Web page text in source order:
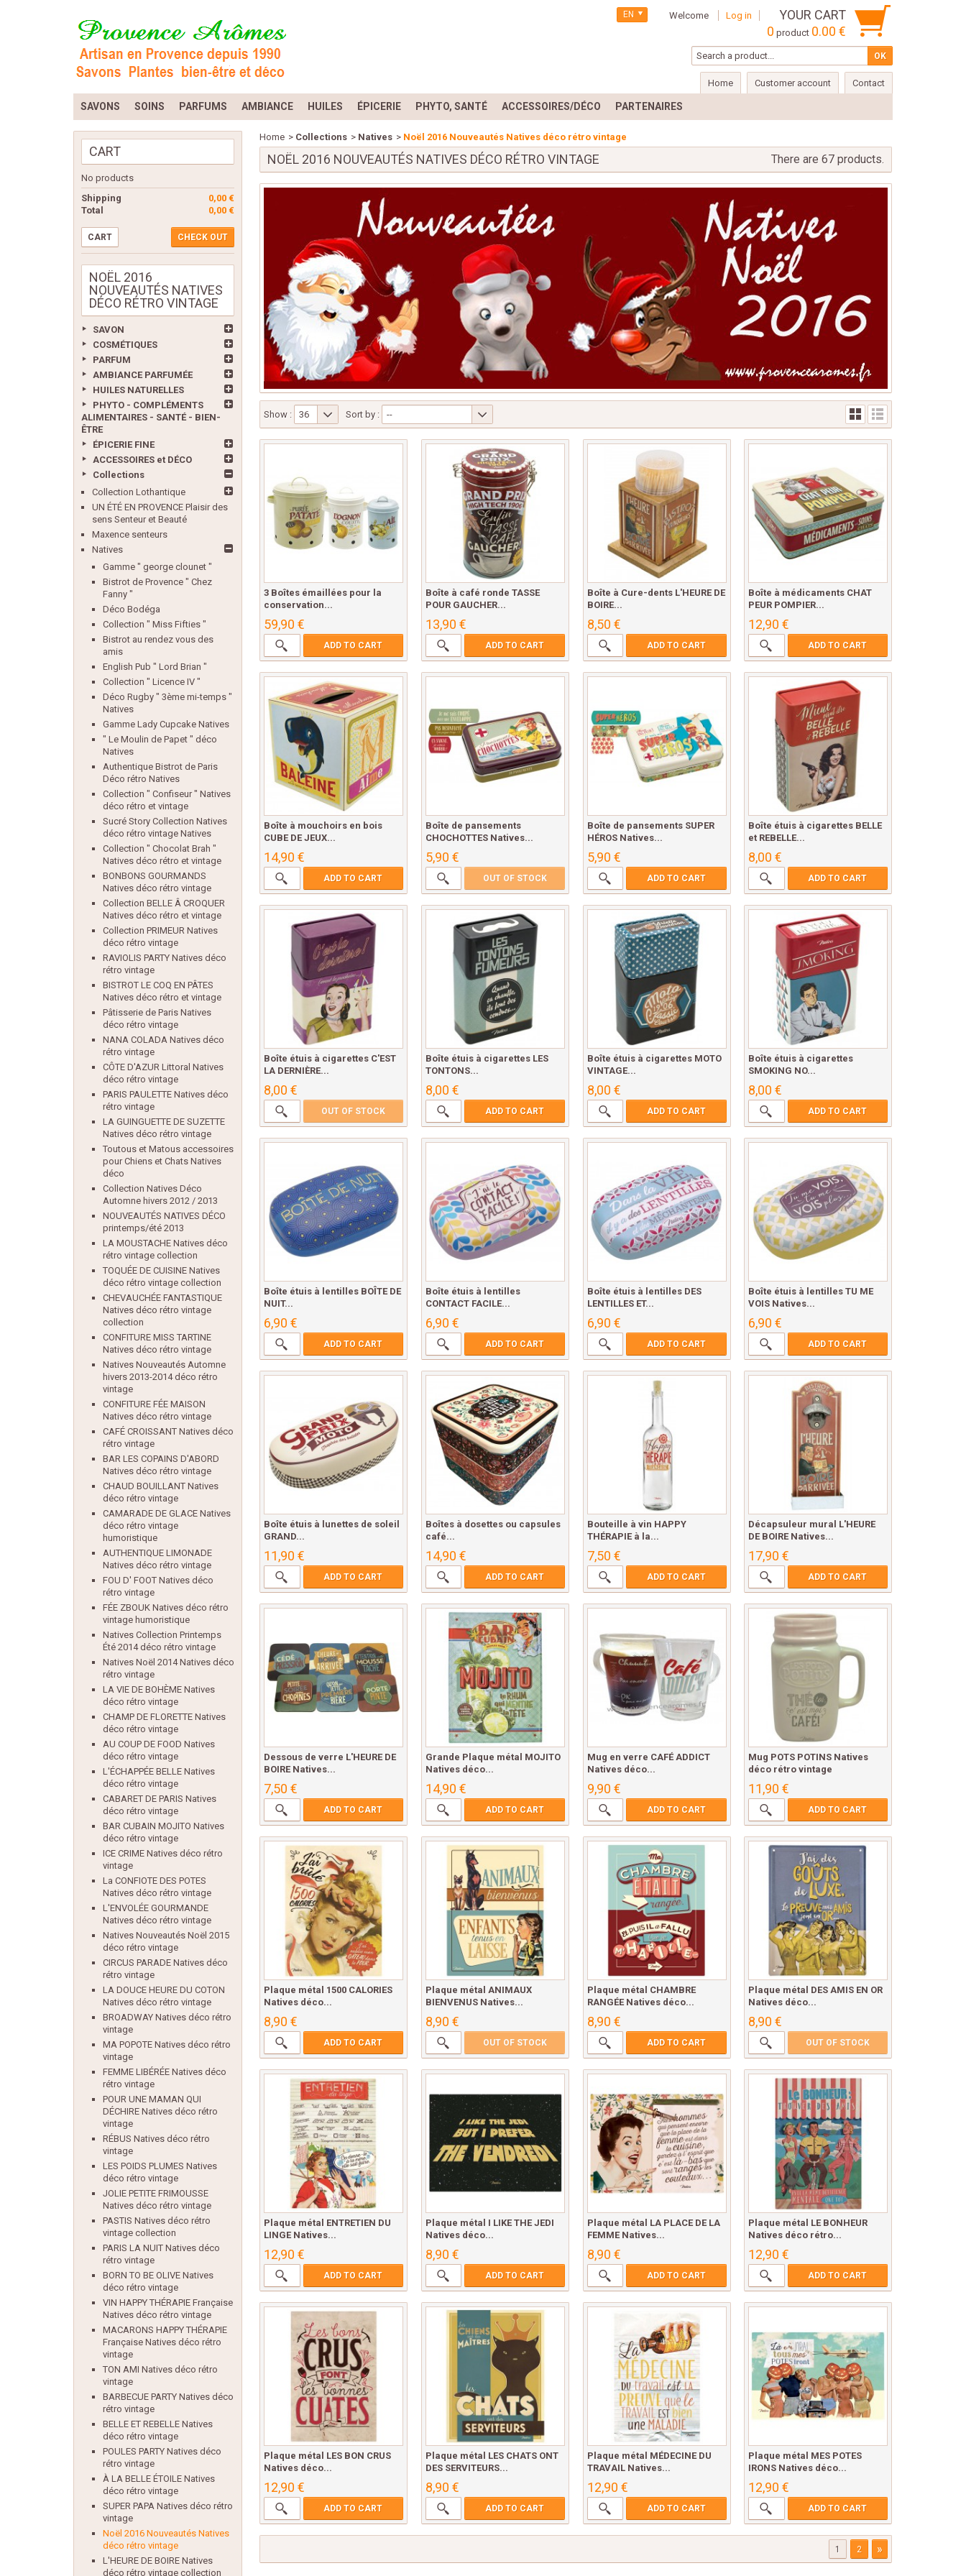
Welcome Log in
YOUR CART
0 product 0.00 €
EN
Home Customer account Contact
SAVONS SOINS PARFUMS AMBIANCE HUILES ÉPICERIE PHYTO, SANTÉ ACCESSOIRES/DÉCO PARTENAIRES
CART
No products
0,00 €
Shipping
0,00 €
Total
CART CHECK OUT
NOËL 2016
NOUVEAUTÉS NATIVES
DÉCO RÉTRO VINTAGE
SAVON
COSMÉTIQUES
PARFUM
AMBIANCE PARFUMÉE
HUILES NATURELLES
PHYTO - COMPLÉMENTS
ALIMENTAIRES - SANTÉ - BIEN-
ÊTRE
ÉPICERIE FINE
ACCESSOIRES et DÉCO
Collections
Collection Lothantique
UN ÉTÉ EN PROVENCE Plaisir des
sens Senteur et Beauté
Maxence senteurs
Natives
Gamme " george clounet "
Bistrot de Provence " Chez
Fanny "
Déco Bodéga
Collection " Miss Fifties "
Bistrot au rendez vous des
amis
English Pub " Lord Brian "
Collection " Licence IV "
Déco Rugby " 3ème mi-temps "
Natives
Gamme Lady Cupcake Natives
" Le Moulin de Papet " déco
Natives
Authentique Bistrot de Paris
Déco rétro Natives
Collection " Confiseur " Natives
déco rétro et vintage
Sucré Story Collection Natives
déco rétro vintage Natives
Collection " Chocolat Brah "
Natives déco rétro et vintage
BONBONS GOURMANDS
Natives déco rétro vintage
Collection BELLE Â CROQUER
Natives déco rétro et vintage
Collection PRIMEUR Natives
déco rétro vintage
RAVIOLIS PARTY Natives déco
rétro vintage
BISTROT LE COQ EN PÂTES
Natives déco rétro et vintage
Pâtisserie de Paris Natives
déco rétro vintage
NANA COLADA Natives déco
rétro vintage
CÔTE D'AZUR Littoral Natives
déco rétro vintage
PARIS PAULETTE Natives déco
rétro vintage
LA GUINGUETTE DE SUZETTE
Natives déco rétro vintage
Toutous et Matous accessoires
pour Chiens et Chats Natives
déco
Collection Natives Déco
Automne hivers 2012 / 2013
NOUVEAUTÉS NATIVES DÉCO
printemps/été 2013
LA MOUSTACHE Natives déco
rétro vintage collection
TOQUÉE DE CUISINE Natives
déco rétro vintage collection
CHEVAUCHÉE FANTASTIQUE
Natives déco rétro vintage
collection
CONFITURE MISS TARTINE
Natives déco rétro vintage
Natives Nouveautés Automne
hivers 2013-2014 déco rétro
vintage
CONFITURE FÉE MAISON
Natives déco rétro vintage
CAFÉ CROISSANT Natives déco
rétro vintage
BAR LES COPAINS D'ABORD
Natives déco rétro vintage
CHAUD BOUILLANT Natives
déco rétro vintage
CAMARADE DE GLACE Natives
déco rétro vintage
humoristique
AUTHENTIQUE LIMONADE
Natives déco rétro vintage
FOU D' FOOT Natives déco
rétro vintage
FÉE ZBOUK Natives déco rétro
vintage humoristique
Natives Collection Printemps
Été 2014 déco rétro vintage
Natives Noël 2014 Natives déco
rétro vintage
LA VIE DE BOHÈME Natives
déco rétro vintage
CHAMP DE FLORETTE Natives
déco rétro vintage
AU COUP DE FOOD Natives
déco rétro vintage
L'ÉCHAPPÉE BELLE Natives
déco rétro vintage
CABARET DE PARIS Natives
déco rétro vintage
BAR CUBAIN MOJITO Natives
déco rétro vintage
ICE CRIME Natives déco rétro
vintage
La CONFIOTE DES POTES
Natives déco rétro vintage
L'ENVOLÉE GOURMANDE
Natives déco rétro vintage
Natives Nouveautés Noël 2015
déco rétro vintage
CIRCUS PARADE Natives déco
rétro vintage
LA DOUCE HEURE DU COTON
Natives déco rétro vintage
BROADWAY Natives déco rétro
vintage
MA POPOTE Natives déco rétro
vintage
FEMME LIBÉRÉE Natives déco
rétro vintage
POUR UNE MAMAN QUI
DÉCHIRE Natives déco rétro
vintage
RÉBUS Natives déco rétro
vintage
LES POIDS PLUMES Natives
déco rétro vintage
JOLIE PETITE FRIMOUSSE
Natives déco rétro vintage
PASTIS Natives déco rétro
vintage collection
PARIS LA NUIT Natives déco
rétro vintage
BORN TO BE OLIVE Natives
déco rétro vintage
VIN HAPPY THÉRAPIE Française
Natives déco rétro vintage
MACARONS HAPPY THÉRAPIE
Française Natives déco rétro
vintage
TON AMI Natives déco rétro
vintage
BARBECUE PARTY Natives déco
rétro vintage
BELLE ET REBELLE Natives
déco rétro vintage
POULES PARTY Natives déco
rétro vintage
À LA BELLE ÉTOILE Natives
déco rétro vintage
SUPER PAPA Natives déco rétro
vintage
Noël 2016 Nouveautés Natives
déco rétro vintage
L'HEURE DE BOIRE Natives
déco rétro vintage collection
Home > Collections > Natives > Noël 2016 Nouveautés Natives déco rétro vintage
NOËL 2016 NOUVEAUTÉS NATIVES DÉCO RÉTRO VINTAGE There are 67 products.
Show : 36 Sort by : --
3 Boîtes émaillées pour la
conservation...
59,90 €
ADD TO CART
Boîte à café ronde TASSE
POUR GAUCHER...
13,90 €
ADD TO CART
Boîte à Cure-dents L'HEURE DE
BOIRE...
8,50 €
ADD TO CART
Boîte à médicaments CHAT
PEUR POMPIER...
12,90 €
ADD TO CART
Boîte à mouchoirs en bois
CUBE DE JEUX...
14,90 €
ADD TO CART
Boîte de pansements
CHOCHOTTES Natives...
5,90 €
OUT OF STOCK
Boîte de pansements SUPER
HÉROS Natives...
5,90 €
ADD TO CART
Boîte étuis à cigarettes BELLE
et REBELLE...
8,00 €
ADD TO CART
Boîte étuis à cigarettes C'EST
LA DERNIÈRE...
8,00 €
OUT OF STOCK
Boîte étuis à cigarettes LES
TONTONS...
8,00 €
ADD TO CART
Boîte étuis à cigarettes MOTO
VINTAGE...
8,00 €
ADD TO CART
Boîte étuis à cigarettes
SMOKING NO...
8,00 €
ADD TO CART
Boîte étuis à lentilles BOÎTE DE
NUIT...
6,90 €
ADD TO CART
Boîte étuis à lentilles
CONTACT FACILE...
6,90 €
ADD TO CART
Boîte étuis à lentilles DES
LENTILLES ET...
6,90 €
ADD TO CART
Boîte étuis à lentilles TU ME
VOIS Natives...
6,90 €
ADD TO CART
Boîte étuis à lunettes de soleil
GRAND...
11,90 €
ADD TO CART
Boîtes à dosettes ou capsules
café...
14,90 €
ADD TO CART
Bouteille à vin HAPPY
THÉRAPIE à la...
7,50 €
ADD TO CART
Décapsuleur mural L'HEURE
DE BOIRE Natives...
17,90 €
ADD TO CART
Dessous de verre L'HEURE DE
BOIRE Natives...
7,50 €
ADD TO CART
Grande Plaque métal MOJITO
Natives déco...
14,90 €
ADD TO CART
Mug en verre CAFÉ ADDICT
Natives déco...
9,90 €
ADD TO CART
Mug POTS POTINS Natives
déco rétro vintage
11,90 €
ADD TO CART
Plaque métal 1500 CALORIES
Natives déco...
8,90 €
ADD TO CART
Plaque métal ANIMAUX
BIENVENUS Natives...
8,90 €
OUT OF STOCK
Plaque métal CHAMBRE
RANGÉE Natives déco...
8,90 €
ADD TO CART
Plaque métal DES AMIS EN OR
Natives déco...
8,90 €
OUT OF STOCK
Plaque métal ENTRETIEN DU
LINGE Natives...
12,90 €
ADD TO CART
Plaque métal I LIKE THE JEDI
Natives déco...
8,90 €
ADD TO CART
Plaque métal LA PLACE DE LA
FEMME Natives...
8,90 €
ADD TO CART
Plaque métal LE BONHEUR
Natives déco rétro...
12,90 €
ADD TO CART
Plaque métal LES BON CRUS
Natives déco...
12,90 €
ADD TO CART
Plaque métal LES CHATS ONT
DES SERVITEURS...
8,90 €
ADD TO CART
Plaque métal MÉDECINE DU
TRAVAIL Natives...
12,90 €
ADD TO CART
Plaque métal MES POTES
IRONS Natives déco...
12,90 €
ADD TO CART
1 2 »